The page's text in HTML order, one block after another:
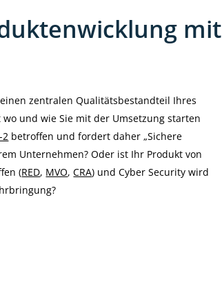
zentralen Qualitätsbestandteil Ihres
und wie Sie mit der Umsetzung starten
2 betroffen und fordert daher „Sichere
Unternehmen? Oder ist Ihr Produkt von
(RED, MVO,CRA) und Cyber Security wird